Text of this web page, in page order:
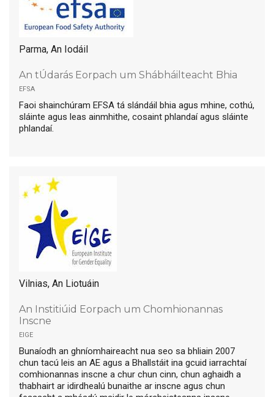
Parma, An Iodáil
An tÚdarás Eorpach um Shábháilteacht Bhia
efsa
Faoi shainchúram EFSA tá slándáil bhia agus mhine, cothú,
sláinte agus leas ainmhithe, cosaint phlandaí agus sláinte
phlandaí.
Vilnias, An Liotuáin
An Institiúid Eorpach um Chomhionannas
Inscne
eige
Bunaíodh an ghníomhaireacht nua seo sa bhliain 2007
chun tacú leis an AE agus a Bhallstáit ina gcuid iarrachtaí
comhionannas inscne a chur chun cinn, chun aghaidh a
thabhairt ar idirdhealú bunaithe ar inscne agus chun